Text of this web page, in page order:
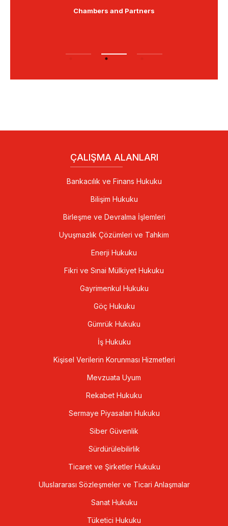
Chambers and Partners
ÇALIŞMA ALANLARI
Bankacılık ve Finans Hukuku
Bilişim Hukuku
Birleşme ve Devralma İşlemleri
Uyuşmazlık Çözümleri ve Tahkim
Enerji Hukuku
Fikri ve Sınai Mülkiyet Hukuku
Gayrimenkul Hukuku
Göç Hukuku
Gümrük Hukuku
İş Hukuku
Kişisel Verilerin Korunması Hizmetleri
Mevzuata Uyum
Rekabet Hukuku
Sermaye Piyasaları Hukuku
Siber Güvenlik
Sürdürülebilirlik
Ticaret ve Şirketler Hukuku
Uluslararası Sözleşmeler ve Ticari Anlaşmalar
Sanat Hukuku
Tüketici Hukuku